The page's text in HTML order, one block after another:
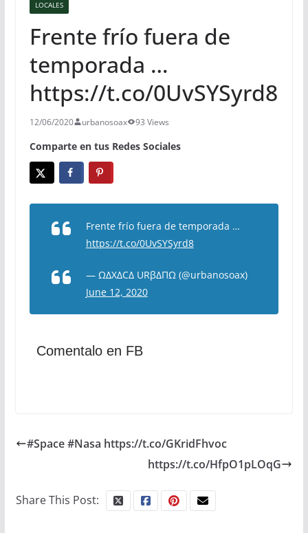
LOCALES
Frente frío fuera de
temporada …
https://t.co/0UvSYSyrd8
12/06/2020 urbanosoax 93 Views
Comparte en tus Redes Sociales
Frente frío fuera de temporada …
https://t.co/0UvSYSyrd8
— ΩΔXΔCΔ URβΔΠΩ (@urbanosoax)
June 12, 2020
Comentalo en FB
#Space #Nasa https://t.co/GKridFhvoc
https://t.co/HfpO1pLOqG
Share This Post: